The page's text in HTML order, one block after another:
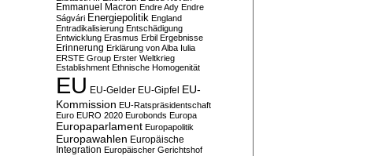
Emmanuel Macron Endre Ady Endre
Ságvári Energiepolitik England
Entradikalisierung Entschädigung
Entwicklung Erasmus Erbil Ergebnisse
Erinnerung Erklärung von Alba Iulia
ERSTE Group Erster Weltkrieg
Establishment Ethnische Homogenität
EU EU-Gelder EU-Gipfel EU-
Kommission EU-Ratspräsidentschaft
Euro EURO 2020 Eurobonds Europa
Europaparlament Europapolitik
Europawahlen Europäische
Integration Europäischer Gerichtshof